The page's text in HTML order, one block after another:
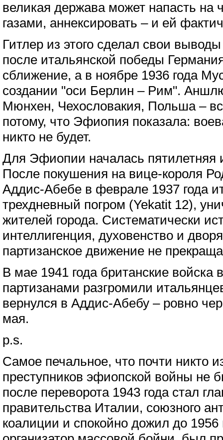
великая держава может напасть на
газами, аннексировать – и ей
Гитлер из этого сделал свои
после итальянской победы
сближение, а в ноябре 1936 года
создании "оси Берлин – Рим".
Мюнхен, Чехословакия, Польша –
потому, что Эфиопия показала:
никто не будет.
Для Эфиопии началась пятилетняя
После покушения на вице-короля
Аддис-Абебе в феврале 1937 года
трехдневный погром (Yekatit 12),
жителей города. Систематически
интеллигенция, духовенство и
партизанское движение не
В мае 1941 года британские войска
партизанами разгромили
вернулся в Аддис-Абебу – ровно
мая.
p.s.
Самое печальное, что почти никто
преступников эфиопской войны не
после переворота 1943 года стал
правительства Италии, союзного
коалиции и спокойно дожил до 1956